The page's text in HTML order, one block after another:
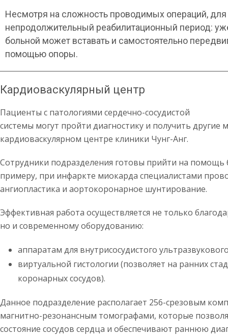
Несмотря на сложность проводимых операций, для
непродолжительный реабилитационный период:
больной может вставать и самостоятельно
помощью опоры.
Кардиоваскулярный центр
Пациенты с патологиями сердечно-сосудистой
системы могут пройти диагностику и получить другие
кардиоваскулярном центре клиники Чунг-Анг.
Сотрудники подразделения готовы прийти на помощь
примеру, при инфаркте миокарда специалистами
ангиопластика и аортокоронарное шунтирование.
Эффективная работа осуществляется не только
но и современному оборудованию:
аппаратам для внутрисосудистого
виртуальной гистологии (позволяет на ранних
коронарных сосудов).
Данное подразделение располагает 256-срезовым
магнитно-резонансным томографами, которые
состояние сосудов сердца и обеспечивают раннюю